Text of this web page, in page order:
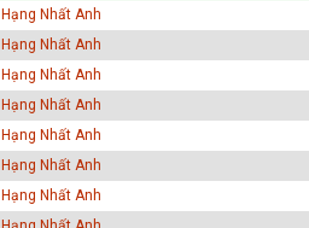
Hạng Nhất Anh
Hạng Nhất Anh
Hạng Nhất Anh
Hạng Nhất Anh
Hạng Nhất Anh
Hạng Nhất Anh
Hạng Nhất Anh